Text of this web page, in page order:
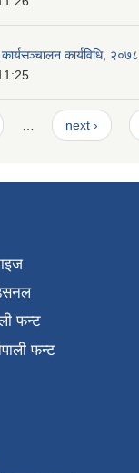
कार्यविधि, २०७८
next ›
फन्ट
फन्ट